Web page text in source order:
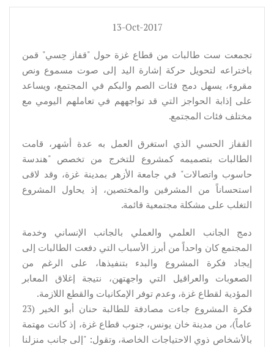
13-Oct-2017
تجمعت ست طالبات من قطاع غزة حول "قفاز حِسي" قمن
باختراعه لتحويل حركة إشارة اليد إلى صوت مسموع ونص
مقروء، يسهل دمج فئات الصم والبكم في المجتمع، ويساعد
على إذابة الحواجز التي قد تواجههم في تعاملهم اليومي مع
مختلف فئات المجتمع.
القفاز الحسي الذي استغرق العمل به عدة أشهر، قامت
الطالبات بتصميمه كمشروع للتخرج من تخصص "هندسة
حاسوب واتصالات" في جامعة الأزهر بمدينة غزة، وقد لاقى
استحساناً من المشرفين والمختصين، إذ يحاول المشروع
التغلب على مشكلة مجتمعية قائمة.
دمج الجانب العلمي والعملي بالجانب الإنساني وخدمة
المجتمع كان واحداً من أبرز الأسباب التي دفعت الطالبات إلى
إيجاد فكرة المشروع والبدء بتنفيذها، على الرغم من
الصعوبات والعراقيل التي واجهتهن، نتيجة إغلاق المعابر
المؤدية لقطاع غزة، وعدم توفر الإمكانيات والقطع اللازمة.
فكرة المشروع جاءت مصادفة للطالبة حنان أبو الخير (23
عاماً)، من مدينة خان يونس، جنوب قطاع غزة، إذ كانت مهتمة
بالأشخاص ذوي الاحتياجات الخاصة، وتقول: "إلى جانب منزلنا